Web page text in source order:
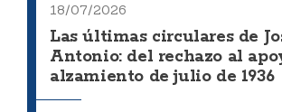
18/07/2026
Las últimas circulares de
Antonio: del rechazo al
alzamiento de julio de 1936